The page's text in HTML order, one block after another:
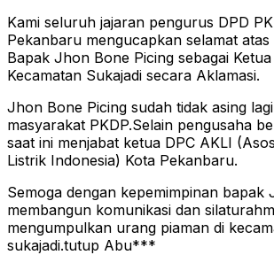
Kami seluruh jajaran pengurus DPD
Pekanbaru mengucapkan selamat
Bapak Jhon Bone Picing sebagai Ketua
Kecamatan Sukajadi secara Aklamasi.
Jhon Bone Picing sudah tidak asing
masyarakat PKDP.Selain pengusaha
saat ini menjabat ketua DPC AKLI
Listrik Indonesia) Kota Pekanbaru.
Semoga dengan kepemimpinan bapak
membangun komunikasi dan
mengumpulkan urang piaman di
sukajadi.tutup Abu***